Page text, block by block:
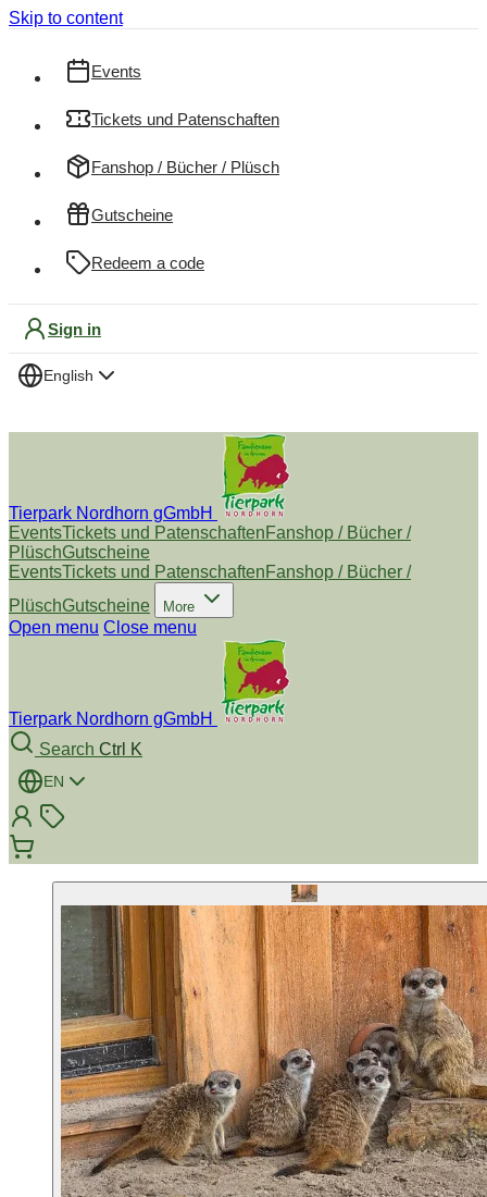
Skip to content
Events
Tickets und Patenschaften
Fanshop / Bücher / Plüsch
Gutscheine
Redeem a code
Sign in
English
Tierpark Nordhorn gGmbH
EventsTickets und PatenschaftenFanshop / Bücher /
PlüschGutscheine
EventsTickets und PatenschaftenFanshop / Bücher /
PlüschGutscheine More
Open menu Close menu
Tierpark Nordhorn gGmbH
Search Ctrl K
EN